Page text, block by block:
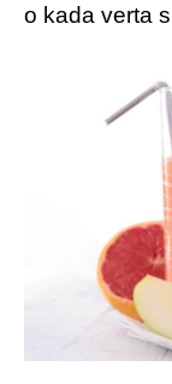
o kada verta